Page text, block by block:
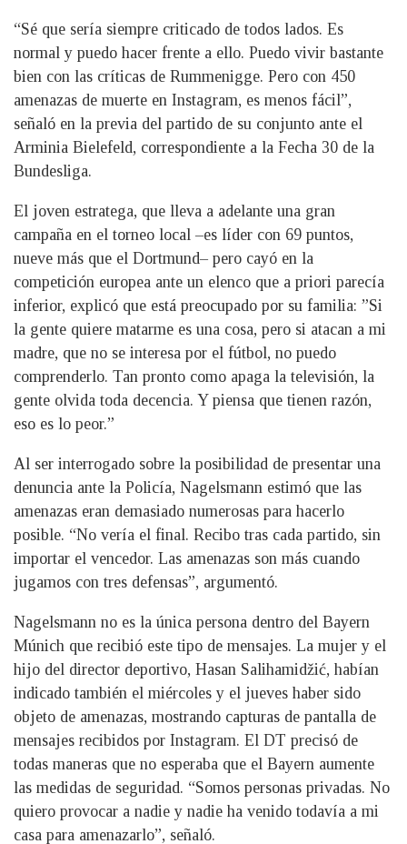
“Sé que sería siempre criticado de todos lados. Es
normal y puedo hacer frente a ello. Puedo vivir bastante
bien con las críticas de Rummenigge. Pero con 450
amenazas de muerte en Instagram, es menos fácil”,
señaló en la previa del partido de su conjunto ante el
Arminia Bielefeld, correspondiente a la Fecha 30 de la
Bundesliga.
El joven estratega, que lleva a adelante una gran
campaña en el torneo local –es líder con 69 puntos,
nueve más que el Dortmund– pero cayó en la
competición europea ante un elenco que a priori parecía
inferior, explicó que está preocupado por su familia: ”Si
la gente quiere matarme es una cosa, pero si atacan a mi
madre, que no se interesa por el fútbol, no puedo
comprenderlo. Tan pronto como apaga la televisión, la
gente olvida toda decencia. Y piensa que tienen razón,
eso es lo peor.”
Al ser interrogado sobre la posibilidad de presentar una
denuncia ante la Policía, Nagelsmann estimó que las
amenazas eran demasiado numerosas para hacerlo
posible. “No vería el final. Recibo tras cada partido, sin
importar el vencedor. Las amenazas son más cuando
jugamos con tres defensas”, argumentó.
Nagelsmann no es la única persona dentro del Bayern
Múnich que recibió este tipo de mensajes. La mujer y el
hijo del director deportivo, Hasan Salihamidžić, habían
indicado también el miércoles y el jueves haber sido
objeto de amenazas, mostrando capturas de pantalla de
mensajes recibidos por Instagram. El DT precisó de
todas maneras que no esperaba que el Bayern aumente
las medidas de seguridad. “Somos personas privadas. No
quiero provocar a nadie y nadie ha venido todavía a mi
casa para amenazarlo”, señaló.